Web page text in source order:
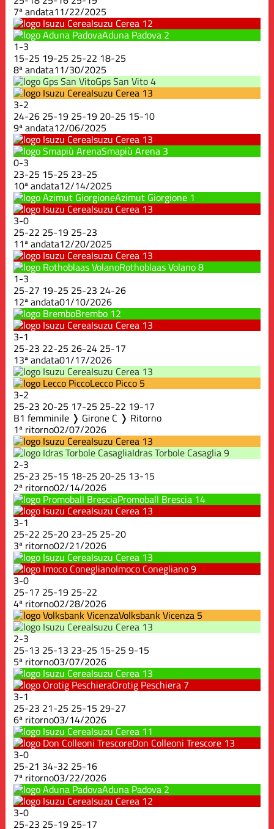
7ª andata11/22/2025
Isuzu Cerea 12
Aduna Padova 2
1-3
15-25 19-25 25-22 18-25
8ª andata11/30/2025
Gps San Vito4
Isuzu Cerea 13
3-2
24-26 25-19 25-19 20-25 15-10
9ª andata12/06/2025
Isuzu Cerea 13
Smapiù Arena 3
0-3
23-25 15-25 23-25
10ª andata12/14/2025
Azimut Giorgione 1
Isuzu Cerea 13
3-0
25-22 25-19 25-23
11ª andata12/20/2025
Isuzu Cerea 13
Rothoblaas Volano8
1-3
25-27 19-25 25-23 24-26
12ª andata01/10/2026
Brembo 12
Isuzu Cerea 13
3-1
25-23 22-25 26-24 25-17
13ª andata01/17/2026
Isuzu Cerea 13
Lecco Picco 5
3-2
25-23 20-25 17-25 25-22 19-17
B1 femminile ❭ Girone C ❭ Ritorno
1ª ritorno02/07/2026
Isuzu Cerea 13
Idras Torbole Casaglia9
2-3
25-23 25-15 18-25 20-25 13-15
2ª ritorno02/14/2026
Promoball Brescia 14
Isuzu Cerea 13
3-1
25-22 25-20 23-25 25-20
3ª ritorno02/21/2026
Isuzu Cerea 13
Imoco Conegliano9
3-0
25-17 25-19 25-22
4ª ritorno02/28/2026
Volksbank Vicenza 5
Isuzu Cerea 13
2-3
25-13 25-13 23-25 15-25 9-15
5ª ritorno03/07/2026
Isuzu Cerea 13
Orotig Peschiera 7
3-1
25-23 21-25 25-15 29-27
6ª ritorno03/14/2026
Isuzu Cerea 11
Don Colleoni Trescore 13
3-0
25-21 34-32 25-16
7ª ritorno03/22/2026
Aduna Padova 2
Isuzu Cerea 12
3-0
25-23 25-19 25-17